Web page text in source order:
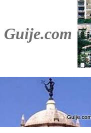
Guije.com